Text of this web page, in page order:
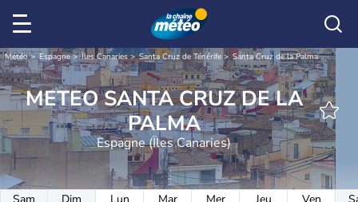
Météo Espagne Îles Canaries Santa Cruz de Ténérife Santa Cruz de la Palma
METEO SANTA CRUZ DE LA
PALMA
Espagne (Îles Canaries)
Sam
Dim
Lun
Mar
Mer
Jeu
Ven